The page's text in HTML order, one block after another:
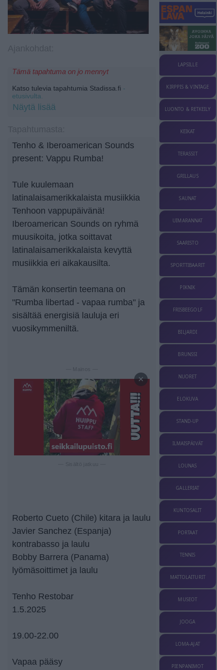
Tämä tapahtuma on jo mennyt
Katso tulevia tapahtumia Stadissa.fi -
etusivulta.
Näytä lisää
Tenho & Iberoamerican Sounds
present: Vappu Rumba!
Tule kuulemaan
latinalaisamerikkalaista musiikkia
Tenhoon vappupäivänä!
Iberoamerican Sounds on ryhmä
muusikoita, jotka soittavat
latinalaisamerikkalaista kevyttä
musiikkia eri aikakausilta.
Tämän konsertin teemana on
"Rumba libertad - vapaa rumba" ja
sisältää energisiä lauluja eri
vuosikymmeniltä.
— Mainos —
×
Roberto Cueto (Chile) kitara ja laulu
Javier Sanchez (Espanja)
kontrabasso ja laulu
Bobby Barrera (Panama)
lyömäsoittimet ja laulu
Tenho Restobar
1.5.2025
19.00-22.00
Vapaa pääsy
LAPSILLE
KIRPPIS & VINTAGE
LUONTO & RETKEILY
KEIKAT
TERASSIT
GRILLAUS
SAUNAT
UIMARANNAT
SAARISTO
SPORTTIBAARIT
PIKNIK
FRISBEEGOLF
BILJARDI
BRUNSSI
NUORET
ELOKUVA
STAND-UP
ILMAISPÄIVÄT
LOUNAS
GALLERIAT
KUNTOSALIT
PORTAAT
TENNIS
MATTOLAITURIT
MUSEOT
JOOGA
LOMA-AJAT
PIENPANIMOT